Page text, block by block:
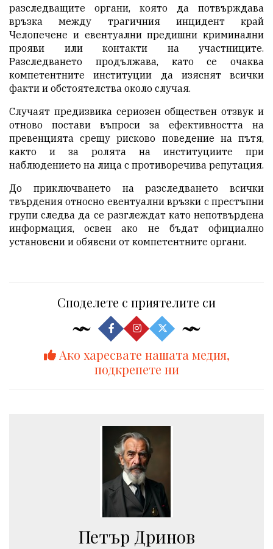
разследващите органи, която да потвърждава
връзка между трагичния инцидент край
Челопечене и евентуални предишни криминални
прояви или контакти на участниците.
Разследването продължава, като се очаква
компетентните институции да изяснят всички
факти и обстоятелства около случая.
Случаят предизвика сериозен обществен отзвук и
отново постави въпроси за ефективността на
превенцията срещу рисково поведение на пътя,
както и за ролята на институциите при
наблюдението на лица с противоречива репутация.
До приключването на разследването всички
твърдения относно евентуални връзки с престъпни
групи следва да се разглеждат като непотвърдена
информация, освен ако не бъдат официално
установени и обявени от компетентните органи.
Споделете с приятелите си
Ако харесвате нашата медия,
подкрепете ни
Петър Дринов